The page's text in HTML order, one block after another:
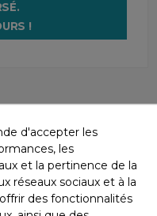
!
d'accepter les
les
et la pertinence de la
réseaux sociaux et à la
des fonctionnalités